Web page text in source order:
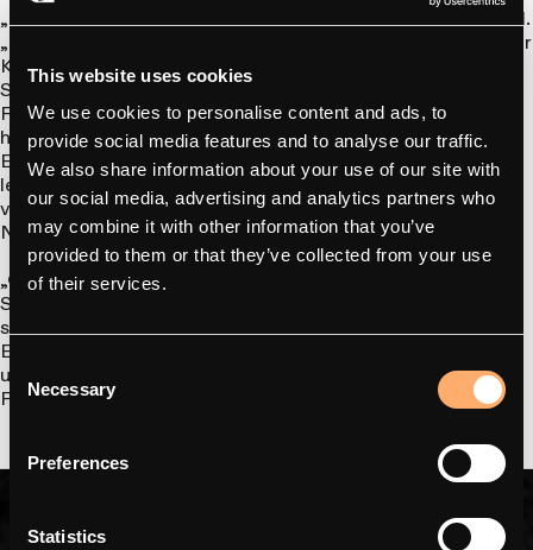
This website uses cookies
We use cookies to personalise content and ads, to
provide social media features and to analyse our traffic.
We also share information about your use of our site with
our social media, advertising and analytics partners who
may combine it with other information that you’ve
provided to them or that they’ve collected from your use
of their services.
Selection
Necessary
Preferences
Statistics
„Das europäische Stromnetz wird immer anfälliger“, sagt Dahl.
„Mehr erneuerbare Energien, mehr dezentrale Erzeugung, mehr
Komplexität. Eine Ladestation, die einfach nur da steht und
Strom verbraucht, ist Teil des Problems. Eine, die auf
Flexibilitätssignale der Nachfrageseite reagieren kann, ist
hingegen ein Gewinn.“
Energieunternehmen verstehen das sofort. Ihre Kunden sehen
lediglich eine Ladestation, die funktioniert. Im Hintergrund
verfügen sie jedoch über Hardware, die ihnen hilft,
Netzengpässe zu bewältigen, anstatt sie zu verschärfen.
„Ohne Partner wie Zettler, Quectel, Comfycom, Nordic
Semiconductor und die anderen wäre all dies nicht möglich“,
sagt Dahl.
Es ist der Unterschied zwischen dem Verkauf einer Schachtel
und dem Verkauf eines Systems, das konkrete betriebliche
Probleme löst.